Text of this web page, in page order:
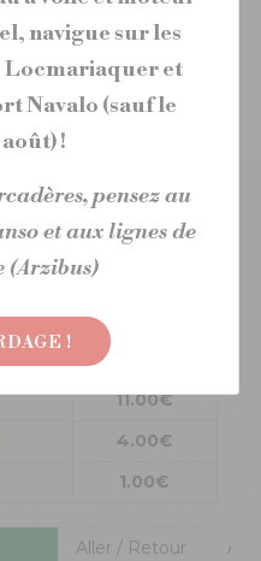
de votre
calendrier
Baden - Île
Aller / Retour
11.00€
4.00€
1.00€
Aller / Retour
navigue sur les
Locmariaquer et
Navalo (sauf le
!
pensez au
et aux lignes de
(Arzibus)
!